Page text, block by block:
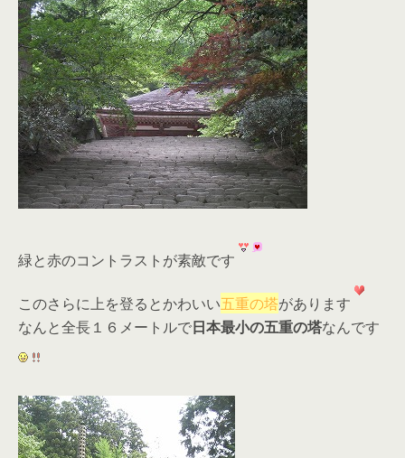
緑と赤のコントラストが素敵です
このさらに上を登るとかわいい五重の塔があります
なんと全長１６メートルで日本最小の五重の塔なんです